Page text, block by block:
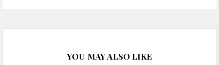
YOU MAY ALSO LIKE